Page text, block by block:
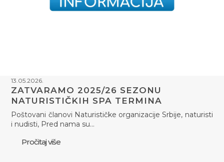
13.05.2026.
ZATVARAMO 2025/26 SEZONU
NATURISTIČKIH SPA TERMINA
Poštovani članovi Naturističke organizacije Srbije, naturisti
i nudisti, Pred nama su…
Pročitaj više